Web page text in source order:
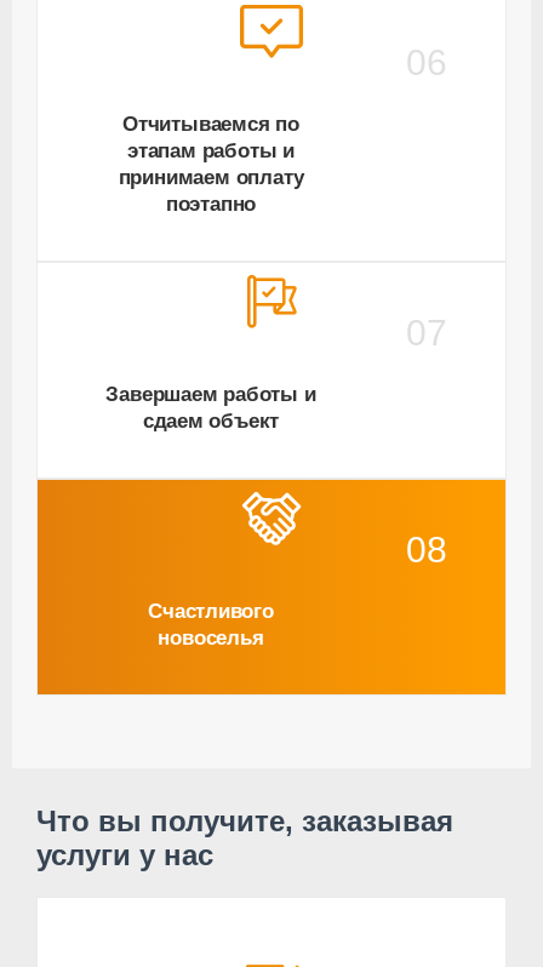
06
Отчитываемся по
этапам работы и
принимаем оплату
поэтапно
07
Завершаем работы и
сдаем объект
08
Счастливого
новоселья
Что вы получите, заказывая
услуги у нас